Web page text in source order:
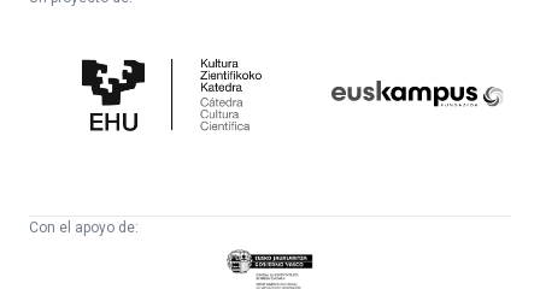
Cultura
Científica
Con el apoyo de:
Eusko